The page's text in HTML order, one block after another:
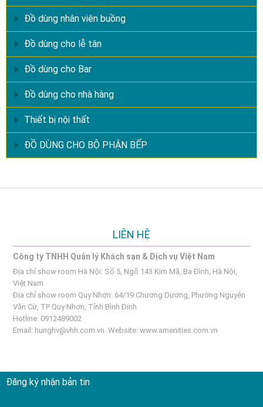
Đồ dùng nhân viên buồng
Đồ dùng cho lễ tân
Đồ dùng cho Bar
Đồ dùng cho nhà hàng
Thiết bị nội thất
ĐỒ DÙNG CHO BỘ PHẬN BẾP
LIÊN HỆ
Công ty TNHH Quản lý Khách sạn & Dịch vụ Việt Nam
Địa chỉ show room Hà Nội: Số 5, Ngõ 143 Kim Mã, Ba Đình, Hà Nội,
Việt Nam
Địa chỉ show room Quy Nhơn: 64/19 Chương Dương, Phường Nguyên
Văn Cừ, TP Quy Nhơn, Tỉnh Bình Định
Hotline: 0912489002
Email: hunghv@vhh.com.vn Website:www.amenities.com.vn
Đăng ký nhận bản tin